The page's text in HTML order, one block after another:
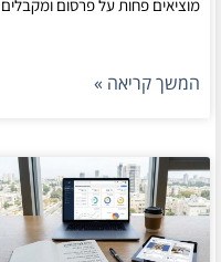
מוציאים פחות על פרסום ומקבלים
המשך קריאה »